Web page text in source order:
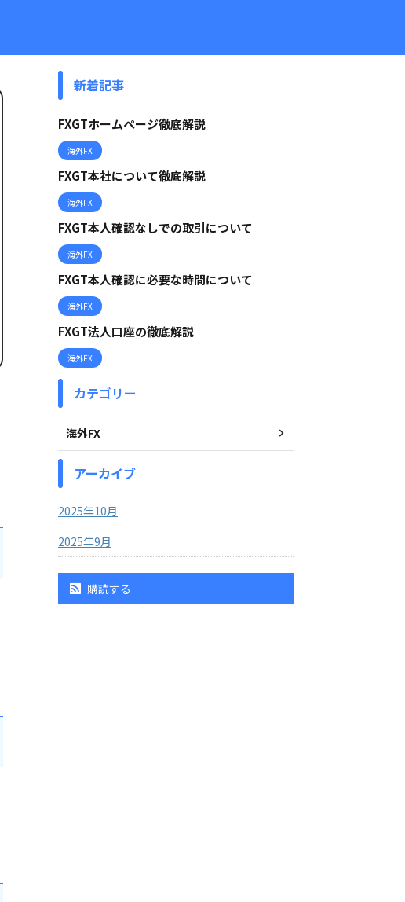
新着記事
FXGTホームページ徹底解説
海外FX
FXGT本社について徹底解説
海外FX
FXGT本人確認なしでの取引について
海外FX
FXGT本人確認に必要な時間について
海外FX
FXGT法人口座の徹底解説
海外FX
カテゴリー
海外FX
アーカイブ
2025年10月
2025年9月
購読する